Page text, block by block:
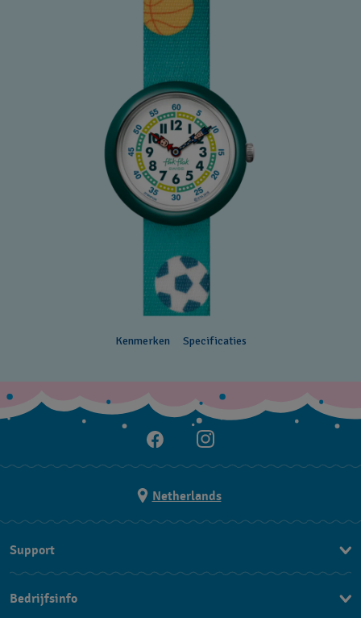
Kenmerken Specificaties
Netherlands
Support
FAQ
Bedrijfsinfo